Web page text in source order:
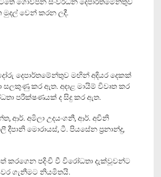
ගොවිජන සංවර්ධන දෙපාර්තමේන්තුව
මුදල් වෙන් කරන ලදී.
දෙපාර්තමේන්තුව මඟින් අදියර දෙකක්
සලකුණු කර ඇත. අදාළ මායිම් විවෘත කර
පරීක්ෂණයක් ද සිදු කර ඇත.
ආර්. අමිලා උදයංගනී, ආර්. අචිනි
දීපානි මොරායස්, ටී. පියසේන ප්‍රනාන්දු,
කරගෙන පදිංචි වී විරෝධතා දැක්වූවන්ට
ගැනීමට නියමිතයි.